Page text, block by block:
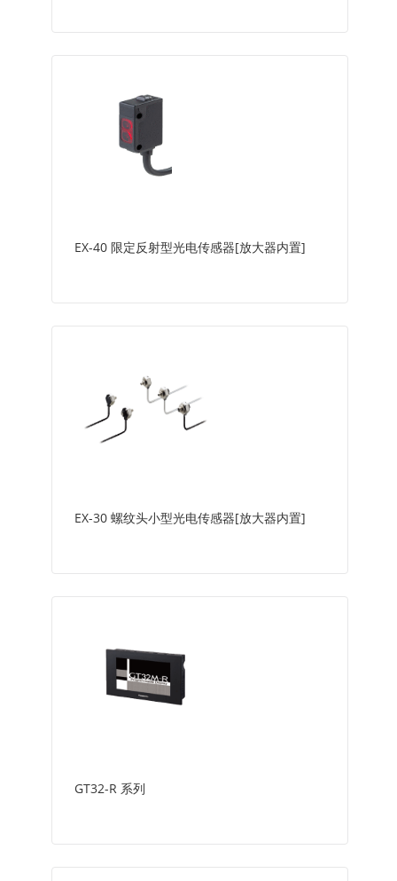
EX-40 限定反射型光电传感器[放大器内置]
EX-30 螺纹头小型光电传感器[放大器内置]
GT32-R 系列